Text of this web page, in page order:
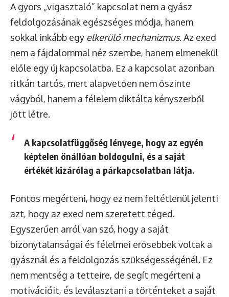
A gyors „vigasztaló” kapcsolat nem a gyász
feldolgozásának egészséges módja, hanem
sokkal inkább egy elkerülő mechanizmus. Az exed
nem a fájdalommal néz szembe, hanem elmenekül
előle egy új kapcsolatba. Ez a kapcsolat azonban
ritkán tartós, mert alapvetően nem őszinte
vágyból, hanem a félelem diktálta kényszerből
jött létre.
A kapcsolatfüggőség lényege, hogy az egyén
képtelen önállóan boldogulni, és a saját
értékét kizárólag a párkapcsolatban látja.
Fontos megérteni, hogy ez nem feltétlenül jelenti
azt, hogy az exed nem szeretett téged.
Egyszerűen arról van szó, hogy a saját
bizonytalanságai és félelmei erősebbek voltak a
gyásznál és a feldolgozás szükségességénél. Ez
nem mentség a tetteire, de segít megérteni a
motivációit, és leválasztani a történteket a saját